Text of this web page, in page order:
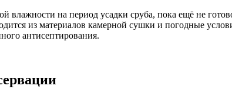
влажности на период усадки сруба, пока ещё не
из материалов камерной сушки и погодные
антисептирования.